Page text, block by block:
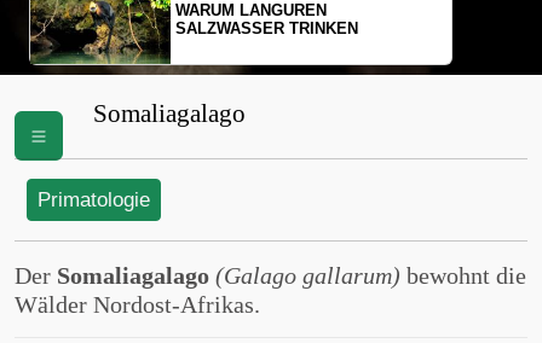
WARUM LANGUREN
SALZWASSER TRINKEN
Somaliagalago
Primatologie
Der Somaliagalago (Galago gallarum) bewohnt die
Wälder Nordost-Afrikas.